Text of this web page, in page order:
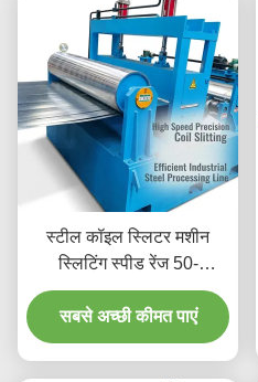
स्टील कॉइल स्लिटर मशीन
स्लिटिंग स्पीड रेंज 50-
200m/min, प्लेट चौड़ाई रेंज
400-2000mm और स्लिटिंग
नंबर रेंज 8-30 के साथ
सबसे अच्छी कीमत पाएं